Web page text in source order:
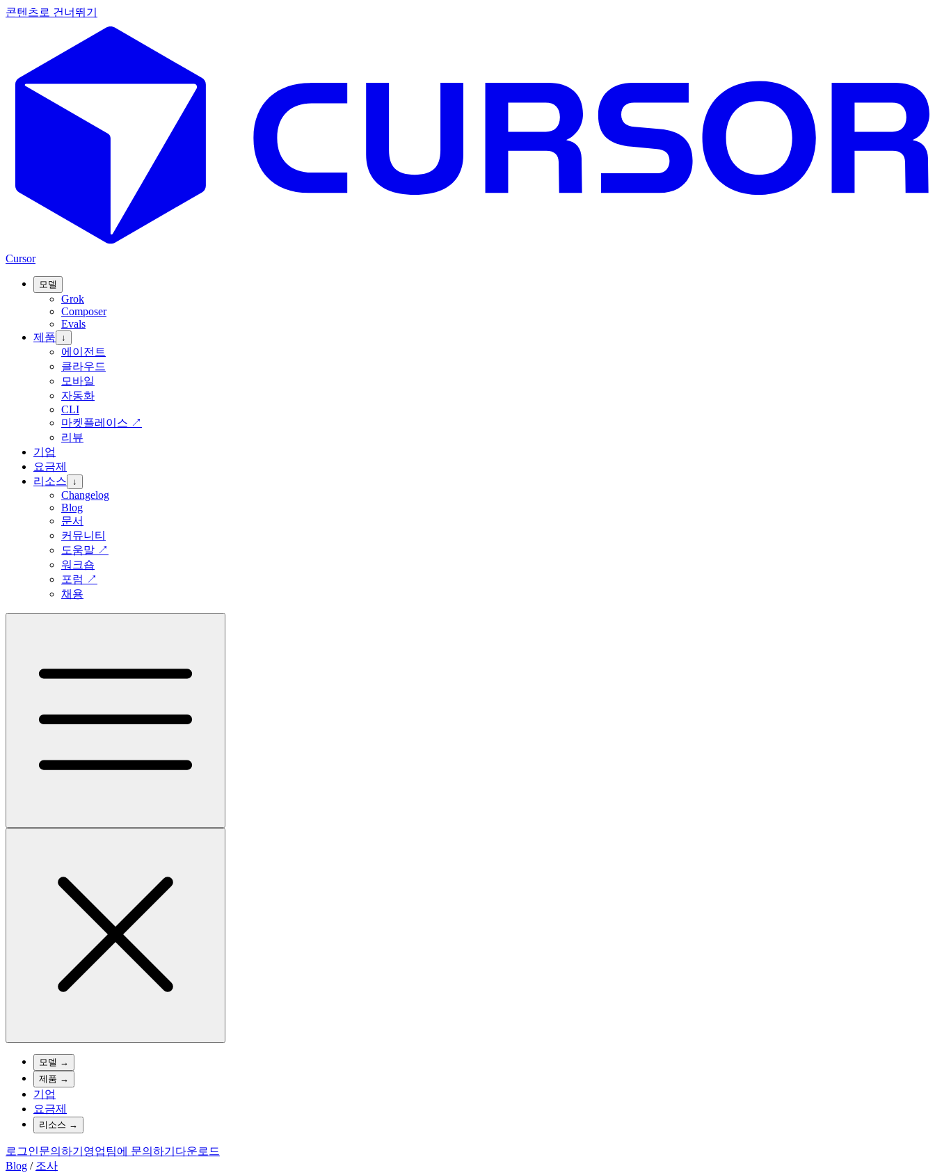
콘텐츠로 건너뛰기
Cursor
모델
Grok
Composer
Evals
제품
↓
에이전트
클라우드
모바일
자동화
CLI
마켓플레이스 ↗
리뷰
기업
요금제
리소스
↓
Changelog
Blog
문서
커뮤니티
도움말 ↗
워크숍
포럼 ↗
채용
모델 →
제품 →
기업
요금제
리소스 →
로그인문의하기 영업팀에 문의하기 다운로드
Blog / 조사